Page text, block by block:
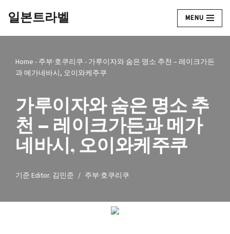
일본트라벨 MENU
Home - 주부·호쿠리쿠 - 가루이자와 숨은 명소 추천 – 레이크가든
과 메가네바시, 오이와케주쿠
가루이자와 숨은 명소 추
천 – 레이크가든과 메가
네바시, 오이와케주쿠
기준Editor. 김민준 주부·호쿠리쿠